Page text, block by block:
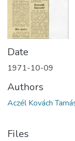
Date
1971-10-09
Authors
Aczél Kovách
Files